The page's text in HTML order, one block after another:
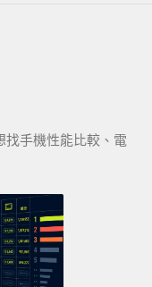
找手機性能比較、電